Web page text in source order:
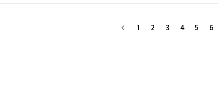
1 2 3 4 5 6